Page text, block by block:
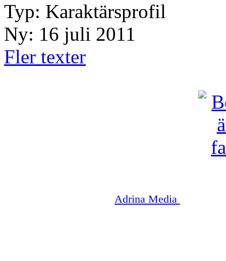
Typ: Karaktärsprofil
Ny: 16 juli 2011
Fler texter
Adrina Media